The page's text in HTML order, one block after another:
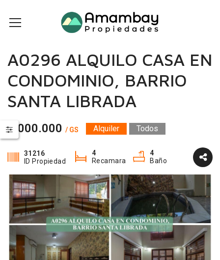
A0296 ALQUILO CASA EN
CONDOMINIO, BARRIO
SANTA LIBRADA
5.000.000 / GS Alquiler Todos
31216
ID Propiedad
4
Recamara
4
Baño